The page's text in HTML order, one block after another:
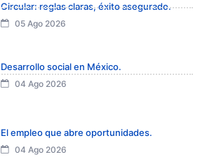
Circular: reglas claras, éxito asegurado.
05 Ago 2026
Desarrollo social en México.
04 Ago 2026
El empleo que abre oportunidades.
04 Ago 2026